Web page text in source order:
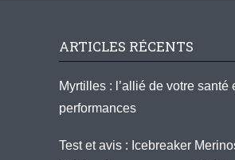
ARTICLES RÉCENTS
Myrtilles : l’allié de votre santé
performances
Test et avis : Icebreaker